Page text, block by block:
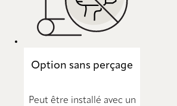
Option sans perçage
Peut être installé avec un